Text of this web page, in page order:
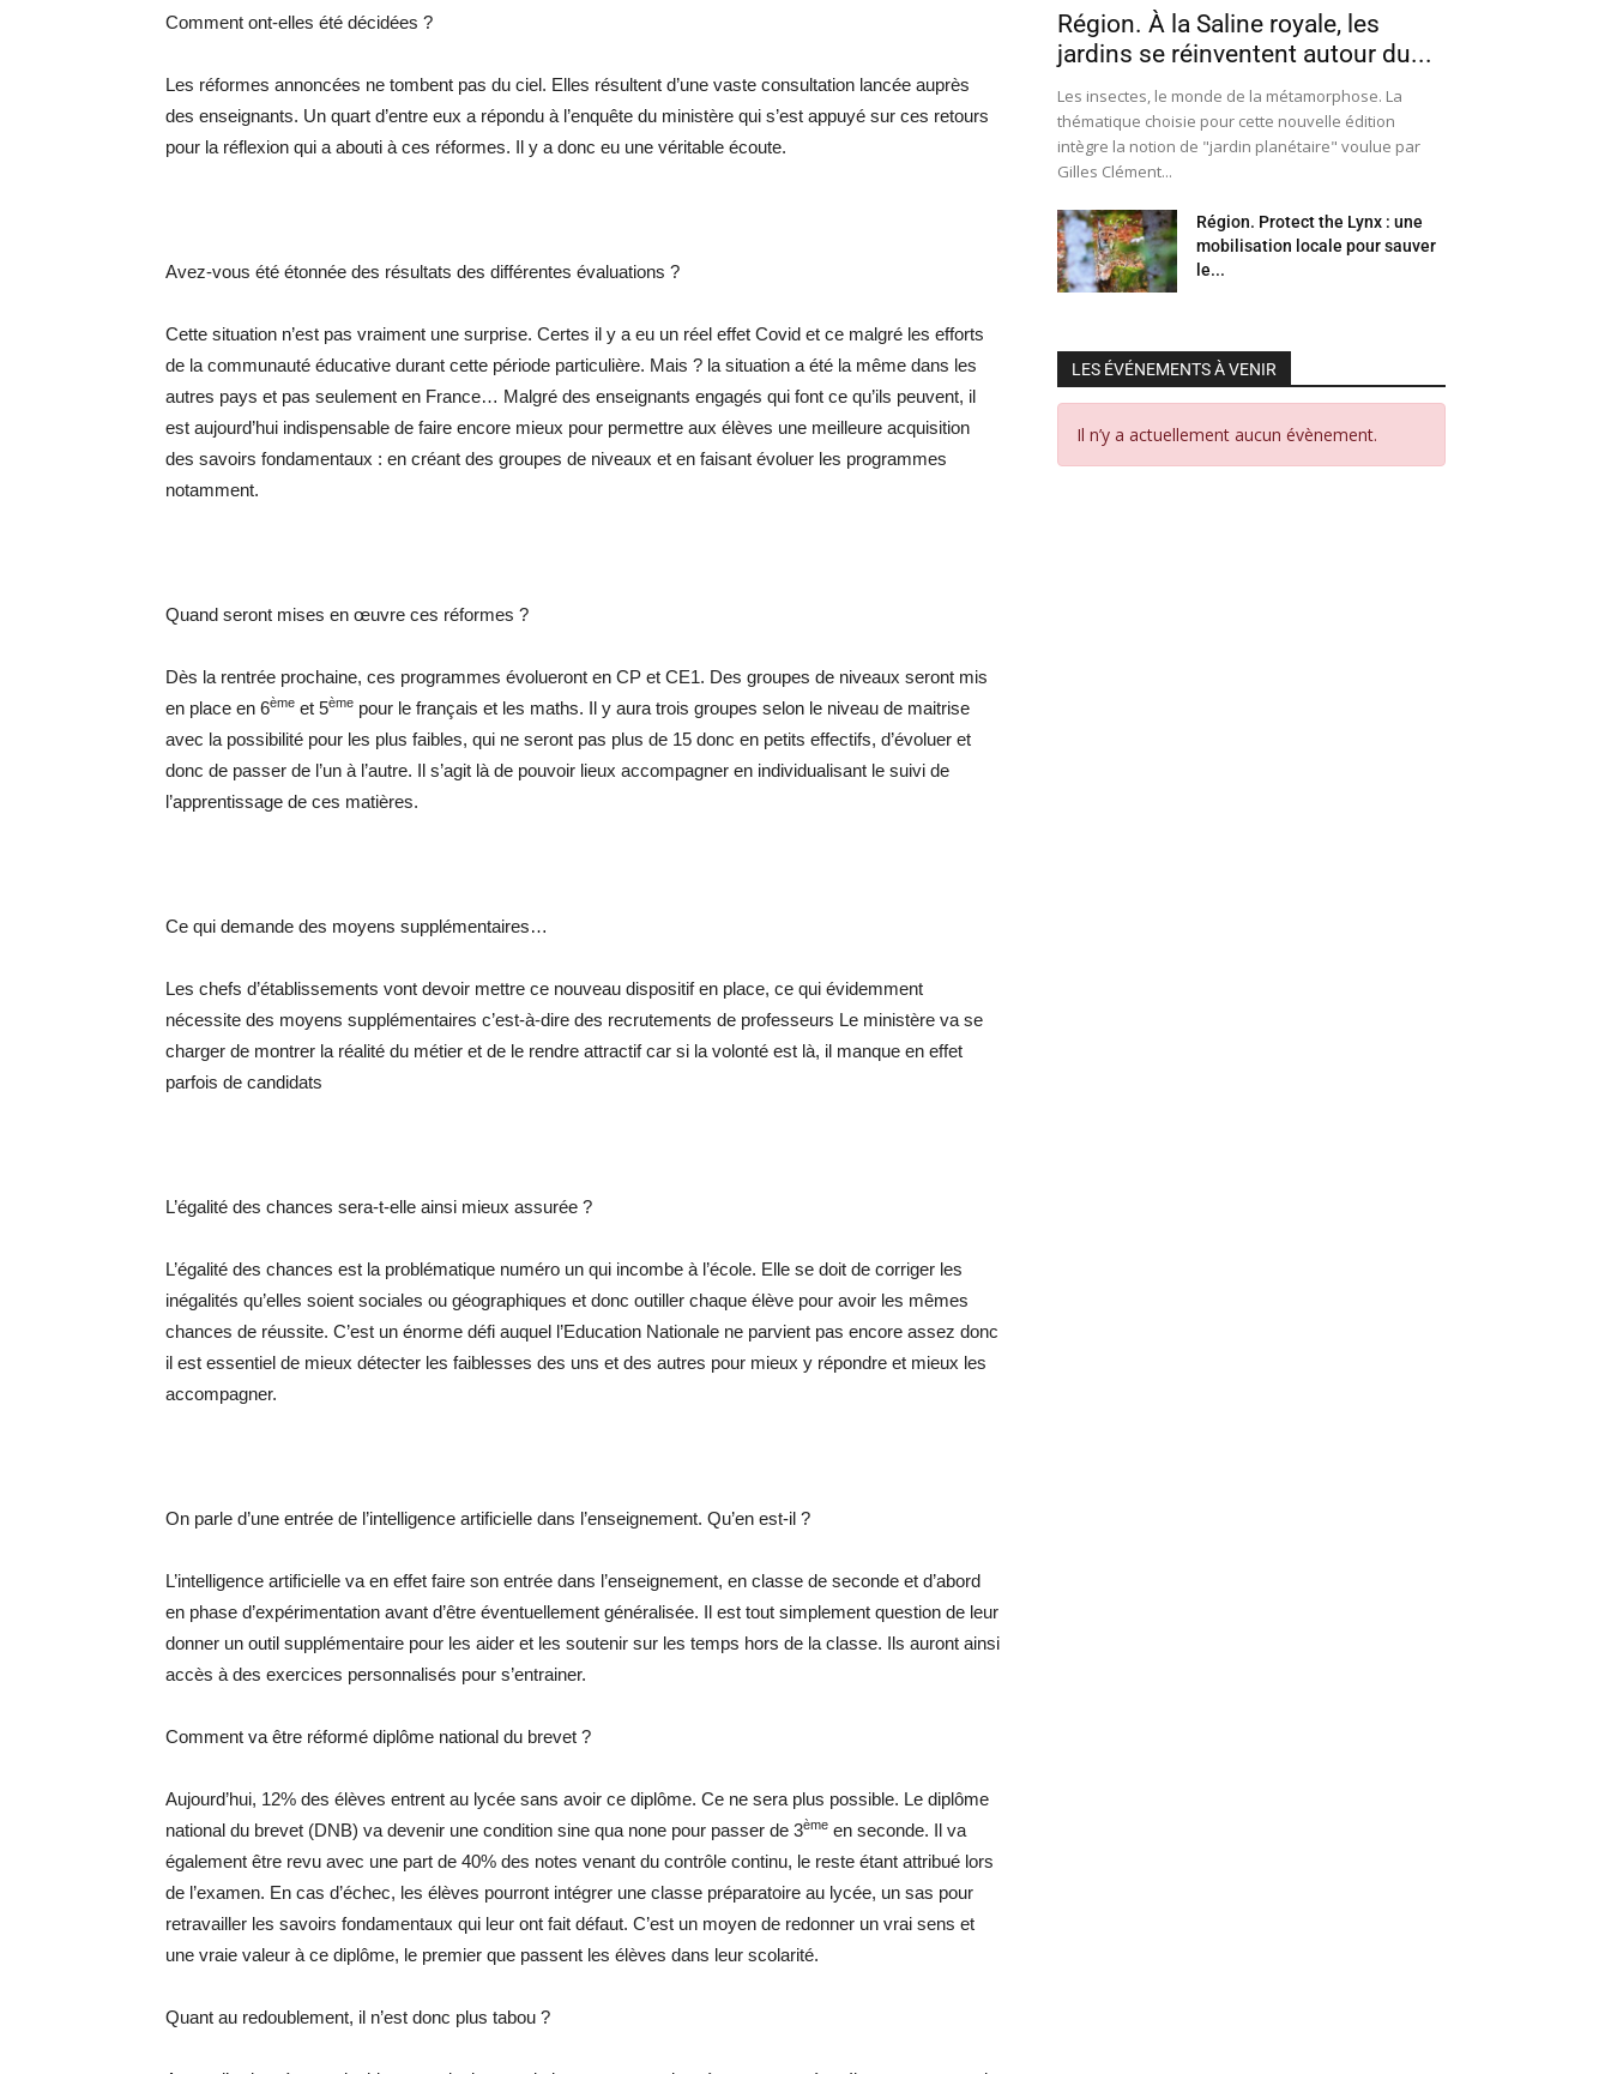
Comment ont-elles été décidées ?
Les réformes annoncées ne tombent pas du ciel. Elles résultent d’une vaste consultation lancée auprès
des enseignants. Un quart d’entre eux a répondu à l’enquête du ministère qui s’est appuyé sur ces retours
pour la réflexion qui a abouti à ces réformes. Il y a donc eu une véritable écoute.
Avez-vous été étonnée des résultats des différentes évaluations ?
Cette situation n’est pas vraiment une surprise. Certes il y a eu un réel effet Covid et ce malgré les efforts
de la communauté éducative durant cette période particulière. Mais ? la situation a été la même dans les
autres pays et pas seulement en France… Malgré des enseignants engagés qui font ce qu’ils peuvent, il
est aujourd’hui indispensable de faire encore mieux pour permettre aux élèves une meilleure acquisition
des savoirs fondamentaux : en créant des groupes de niveaux et en faisant évoluer les programmes
notamment.
Quand seront mises en œuvre ces réformes ?
Dès la rentrée prochaine, ces programmes évolueront en CP et CE1. Des groupes de niveaux seront mis
en place en 6ème et 5ème pour le français et les maths. Il y aura trois groupes selon le niveau de maitrise
avec la possibilité pour les plus faibles, qui ne seront pas plus de 15 donc en petits effectifs, d’évoluer et
donc de passer de l’un à l’autre. Il s’agit là de pouvoir lieux accompagner en individualisant le suivi de
l’apprentissage de ces matières.
Ce qui demande des moyens supplémentaires…
Les chefs d’établissements vont devoir mettre ce nouveau dispositif en place, ce qui évidemment
nécessite des moyens supplémentaires c’est-à-dire des recrutements de professeurs Le ministère va se
charger de montrer la réalité du métier et de le rendre attractif car si la volonté est là, il manque en effet
parfois de candidats
L’égalité des chances sera-t-elle ainsi mieux assurée ?
L’égalité des chances est la problématique numéro un qui incombe à l’école. Elle se doit de corriger les
inégalités qu’elles soient sociales ou géographiques et donc outiller chaque élève pour avoir les mêmes
chances de réussite. C’est un énorme défi auquel l’Education Nationale ne parvient pas encore assez donc
il est essentiel de mieux détecter les faiblesses des uns et des autres pour mieux y répondre et mieux les
accompagner.
On parle d’une entrée de l’intelligence artificielle dans l’enseignement. Qu’en est-il ?
L’intelligence artificielle va en effet faire son entrée dans l’enseignement, en classe de seconde et d’abord
en phase d’expérimentation avant d’être éventuellement généralisée. Il est tout simplement question de leur
donner un outil supplémentaire pour les aider et les soutenir sur les temps hors de la classe. Ils auront ainsi
accès à des exercices personnalisés pour s’entrainer.
Comment va être réformé diplôme national du brevet ?
Aujourd’hui, 12% des élèves entrent au lycée sans avoir ce diplôme. Ce ne sera plus possible. Le diplôme
national du brevet (DNB) va devenir une condition sine qua none pour passer de 3ème en seconde. Il va
également être revu avec une part de 40% des notes venant du contrôle continu, le reste étant attribué lors
de l’examen. En cas d’échec, les élèves pourront intégrer une classe préparatoire au lycée, un sas pour
retravailler les savoirs fondamentaux qui leur ont fait défaut. C’est un moyen de redonner un vrai sens et
une vraie valeur à ce diplôme, le premier que passent les élèves dans leur scolarité.
Quant au redoublement, il n’est donc plus tabou ?
Région. À la Saline royale, les
jardins se réinventent autour du...
Les insectes, le monde de la métamorphose. La
thématique choisie pour cette nouvelle édition
intègre la notion de "jardin planétaire" voulue par
Gilles Clément...
Région. Protect the Lynx : une
mobilisation locale pour sauver
le...
LES ÉVÉNEMENTS À VENIR
Il n’y a actuellement aucun évènement.